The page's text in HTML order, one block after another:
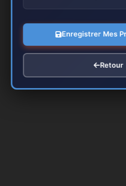
NosEnregistrer Mes
Retour